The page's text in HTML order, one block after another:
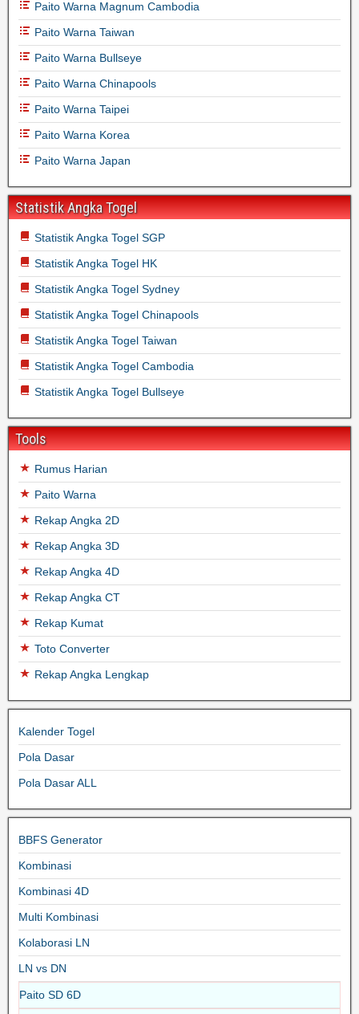
Paito Warna Magnum Cambodia
Paito Warna Taiwan
Paito Warna Bullseye
Paito Warna Chinapools
Paito Warna Taipei
Paito Warna Korea
Paito Warna Japan
Statistik Angka Togel
Statistik Angka Togel SGP
Statistik Angka Togel HK
Statistik Angka Togel Sydney
Statistik Angka Togel Chinapools
Statistik Angka Togel Taiwan
Statistik Angka Togel Cambodia
Statistik Angka Togel Bullseye
Tools
Rumus Harian
Paito Warna
Rekap Angka 2D
Rekap Angka 3D
Rekap Angka 4D
Rekap Angka CT
Rekap Kumat
Toto Converter
Rekap Angka Lengkap
Kalender Togel
Pola Dasar
Pola Dasar ALL
BBFS Generator
Kombinasi
Kombinasi 4D
Multi Kombinasi
Kolaborasi LN
LN vs DN
Paito SD 6D